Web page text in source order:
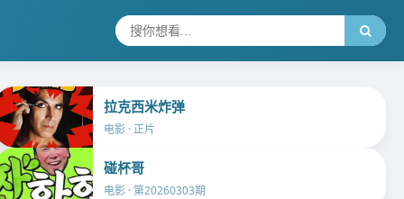
拉克西米炸弹
电影 · 正片
碰杯哥
电影 · 第20260303期